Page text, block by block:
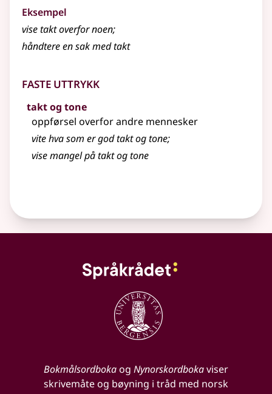
Eksempel
vise takt overfor noen;
håndtere en sak med takt
Faste uttrykk
takt og tone
oppførsel overfor andre mennesker
vite hva som er god takt og tone;
vise mangel på takt og tone
Bokmålsordbokaog Nynorskordbokaviser
skrivemåte og bøyning i tråd med norsk